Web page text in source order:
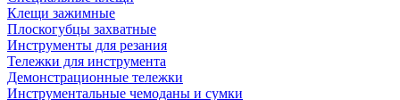
Клещи зажимные
Плоскогубцы захватные
Инструменты для резания
Тележки для инструмента
Демонстрационные тележки
Инструментальные чемоданы и сумки